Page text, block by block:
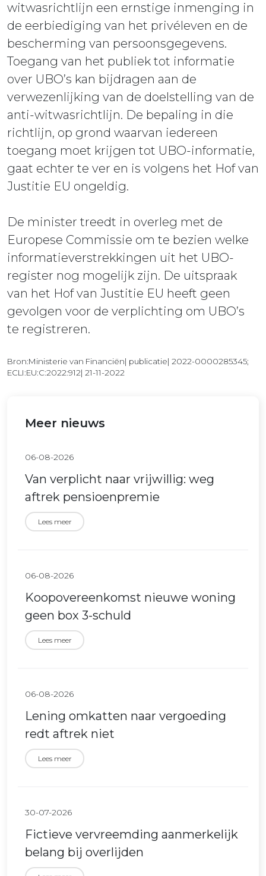
witwasrichtlijn een ernstige inmenging in
de eerbiediging van het privéleven en de
bescherming van persoonsgegevens.
Toegang van het publiek tot informatie
over UBO’s kan bijdragen aan de
verwezenlijking van de doelstelling van de
anti-witwasrichtlijn. De bepaling in die
richtlijn, op grond waarvan iedereen
toegang moet krijgen tot UBO-informatie,
gaat echter te ver en is volgens het Hof van
Justitie EU ongeldig.
De minister treedt in overleg met de
Europese Commissie om te bezien welke
informatieverstrekkingen uit het UBO-
register nog mogelijk zijn. De uitspraak
van het Hof van Justitie EU heeft geen
gevolgen voor de verplichting om UBO’s
te registreren.
Bron:Ministerie van Financiën| publicatie| 2022-0000285345;
ECLI:EU:C:2022:912| 21-11-2022
Meer nieuws
06-08-2026
Van verplicht naar vrijwillig: weg
aftrek pensioenpremie
Lees meer
06-08-2026
Koopovereenkomst nieuwe woning
geen box 3-schuld
Lees meer
06-08-2026
Lening omkatten naar vergoeding
redt aftrek niet
Lees meer
30-07-2026
Fictieve vervreemding aanmerkelijk
belang bij overlijden